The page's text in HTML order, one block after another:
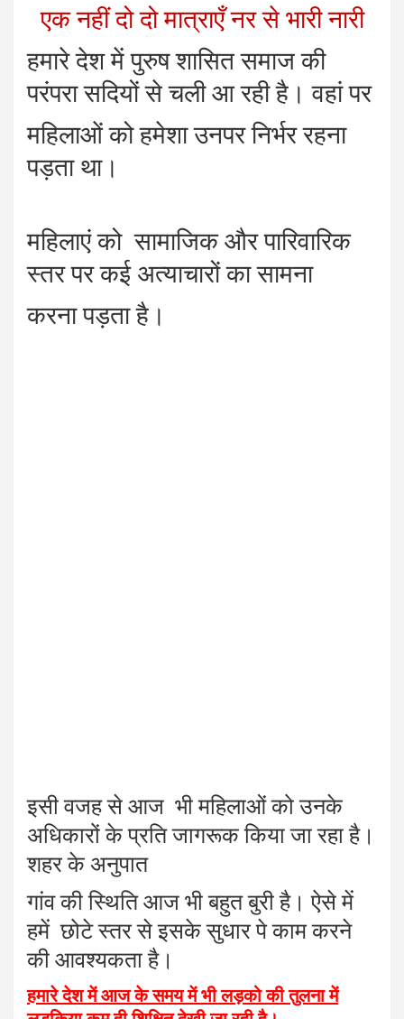
एक नहीं दो दो मात्राएँ नर से भारी नारी
हमारे देश में पुरुष शासित समाज की
परंपरा सदियों से चली आ रही है। वहां पर
महिलाओं को हमेशा उनपर निर्भर रहना
पड़ता था।
महिलाएं को सामाजिक और पारिवारिक
स्तर पर कई अत्याचारों का सामना
करना पड़ता है।
इसी वजह से आज भी महिलाओं को उनके
अधिकारों के प्रति जागरूक किया जा रहा है।
शहर के अनुपात
गांव की स्थिति आज भी बहुत बुरी है। ऐसे में
हमें छोटे स्तर से इसके सुधार पे काम करने
की आवश्यकता है।
हमारे देश में आज के समय में भी लड़को की तुलना में